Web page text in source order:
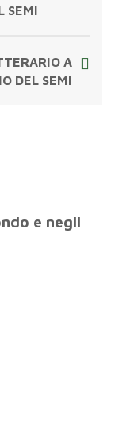
SEMI
A
DEL SEMI
e negli